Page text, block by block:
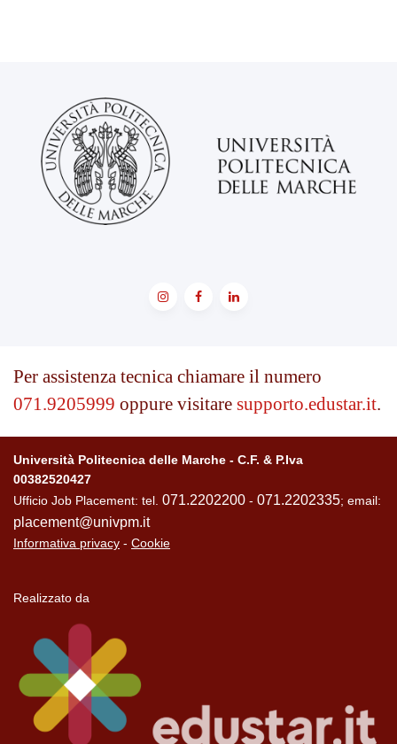
Per assistenza tecnica chiamare il numero
071.9205999 oppure visitare supporto.edustar.it.
Università Politecnica delle Marche - C.F. & P.Iva
00382520427
Ufficio Job Placement: tel. 071.2202200 - 071.2202335; email:
placement@univpm.it
Informativa privacy - Cookie
Realizzato da